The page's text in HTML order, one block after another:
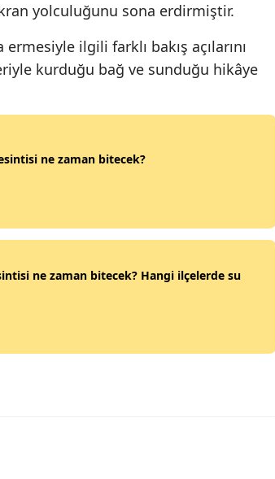
Niğde
Ordu
Rize
Sivas
Tekirdağ
yolculuğunu sona erdirmiştir.
ilgili farklı bakış açılarını
kurduğu bağ ve sunduğu hikâye
ne zaman bitecek?
ne zaman bitecek? Hangi ilçelerde su